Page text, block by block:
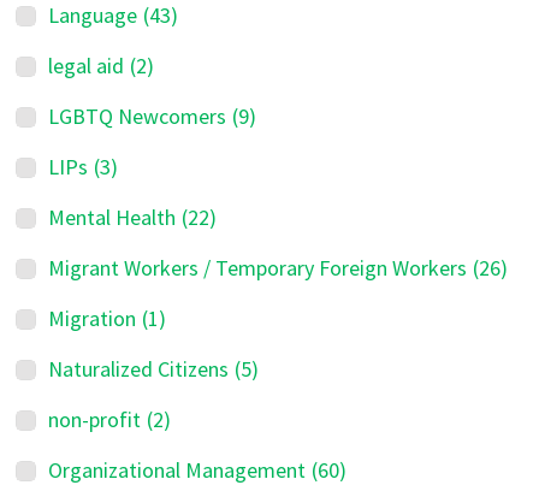
Language (43)
legal aid (2)
LGBTQ Newcomers (9)
LIPs (3)
Mental Health (22)
Migrant Workers / Temporary Foreign Workers (26)
Migration (1)
Naturalized Citizens (5)
non-profit (2)
Organizational Management (60)